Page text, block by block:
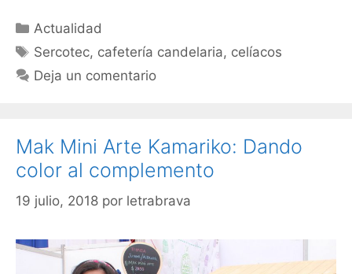
Actualidad
Sercotec, cafetería candelaria, celíacos
Deja un comentario
Mak Mini Arte Kamariko: Dando
color al complemento
19 julio, 2018 por letrabrava